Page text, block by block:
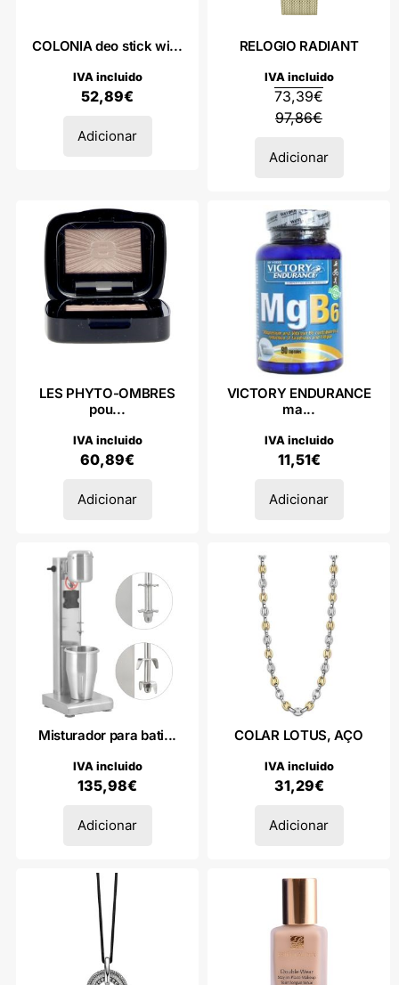
COLONIA deo stick wi...
52,89€
IVA incluido
Adicionar
RELOGIO RADIANT
97,86€
73,39€
IVA incluido
Adicionar
LES PHYTO-OMBRES
pou...
60,89€
IVA incluido
Adicionar
VICTORY ENDURANCE
ma...
11,51€
IVA incluido
Adicionar
Misturador para bati...
135,98€
IVA incluido
Adicionar
COLAR LOTUS, AÇO
31,29€
IVA incluido
Adicionar